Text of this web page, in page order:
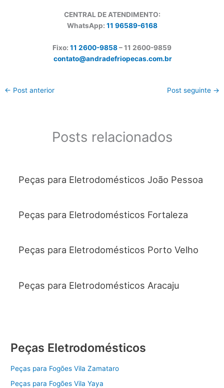
CENTRAL DE ATENDIMENTO:
WhatsApp: 11 96589-6168
Fixo: 11 2600-9858– 11 2600-9859
contato@andradefriopecas.com.br
← Post anterior Post seguinte →
Posts relacionados
Peças para Eletrodomésticos João Pessoa
Peças para Eletrodomésticos Fortaleza
Peças para Eletrodomésticos Porto Velho
Peças para Eletrodomésticos Aracaju
Peças Eletrodomésticos
Peças para Fogões Vila Zamataro
Peças para Fogões Vila Yaya